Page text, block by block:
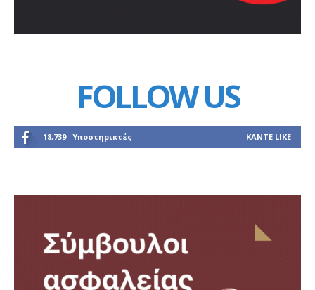
FOLLOW US
18,739 Υποστηρικτές ΚΆΝΤΕ LIKE